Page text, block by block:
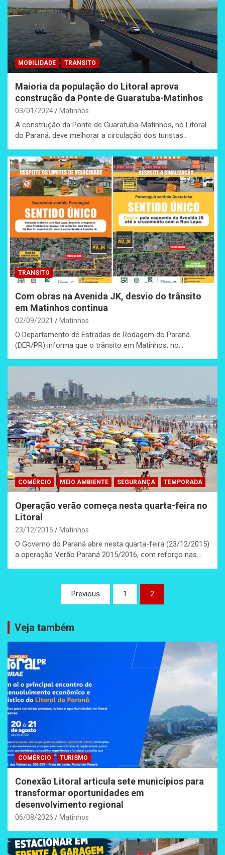
MOBILIDADE TRANSITO
Maioria da população do Litoral aprova
construção da Ponte de Guaratuba-Matinhos
03/01/2024 Matinhos
A construção da Ponte de Guaratuba-Matinhos, no Litoral
do Paraná, deve melhorar a circulação dos turistas…
TRANSITO
Com obras na Avenida JK, desvio do trânsito
em Matinhos continua
02/09/2021 Matinhos
O Departamento de Estradas de Rodagem do Paraná
(DER/PR) informa que o trânsito em Matinhos, no…
COMÉRCIO MEIO AMBIENTE SEGURANÇA TEMPORADA
Operação verão começa nesta quarta-feira no
Litoral
23/12/2015 Matinhos
O Governo do Paraná abre nesta quarta-feira (23/12/2015)
a operação Verão Paraná 2015/2016, com reforço nas…
posts
Previous 1 2
Veja também
COMÉRCIO TURISMO
Conexão Litoral articula sete municípios para
transformar oportunidades em
desenvolvimento regional
06/08/2026 Matinhos